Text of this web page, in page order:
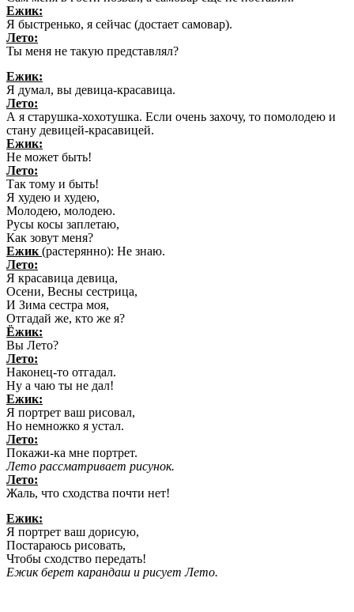
Ежик:
Я быстренько, я сейчас (достает самовар).
Лето:
Ты меня не такую представлял?
Ежик:
Я думал, вы девица-красавица.
Лето:
А я старушка-хохотушка. Если очень захочу, то помолодею и
стану девицей-красавицей.
Ежик:
Не может быть!
Лето:
Так тому и быть!
Я худею и худею,
Молодею, молодею.
Русы косы заплетаю,
Как зовут меня?
Ежик (растерянно): Не знаю.
Лето:
Я красавица девица,
Осени, Весны сестрица,
И Зима сестра моя,
Отгадай же, кто же я?
Ёжик:
Вы Лето?
Лето:
Наконец-то отгадал.
Ну а чаю ты не дал!
Ежик:
Я портрет ваш рисовал,
Но немножко я устал.
Лето:
Покажи-ка мне портрет.
Лето рассматривает рисунок.
Лето:
Жаль, что сходства почти нет!
Ежик:
Я портрет ваш дорисую,
Постараюсь рисовать,
Чтобы сходство передать!
Ежик берет карандаш и рисует Лето.